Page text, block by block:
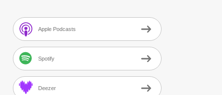
Apple Podcasts
Spotify
Deezer